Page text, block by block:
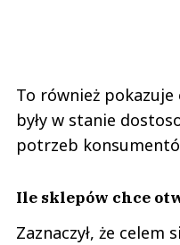
To również
były w stanie
potrzeb
Ile sklepów chce
Zaznaczył, że celem